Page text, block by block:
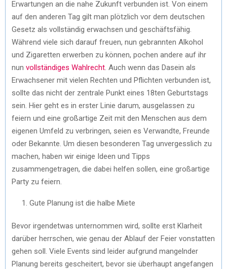
Erwartungen an die nahe Zukunft verbunden ist. Von einem
auf den anderen Tag gilt man plötzlich vor dem deutschen
Gesetz als vollständig erwachsen und geschäftsfähig.
Während viele sich darauf freuen, nun gebrannten Alkohol
und Zigaretten erwerben zu können, pochen andere auf ihr
nun vollständiges Wahlrecht . Auch wenn das Dasein als
Erwachsener mit vielen Rechten und Pflichten verbunden ist,
sollte das nicht der zentrale Punkt eines 18ten Geburtstags
sein. Hier geht es in erster Linie darum, ausgelassen zu
feiern und eine großartige Zeit mit den Menschen aus dem
eigenen Umfeld zu verbringen, seien es Verwandte, Freunde
oder Bekannte. Um diesen besonderen Tag unvergesslich zu
machen, haben wir einige Ideen und Tipps
zusammengetragen, die dabei helfen sollen, eine großartige
Party zu feiern.
Gute Planung ist die halbe Miete
Bevor irgendetwas unternommen wird, sollte erst Klarheit
darüber herrschen, wie genau der Ablauf der Feier vonstatten
gehen soll. Viele Events sind leider aufgrund mangelnder
Planung bereits gescheitert, bevor sie überhaupt angefangen